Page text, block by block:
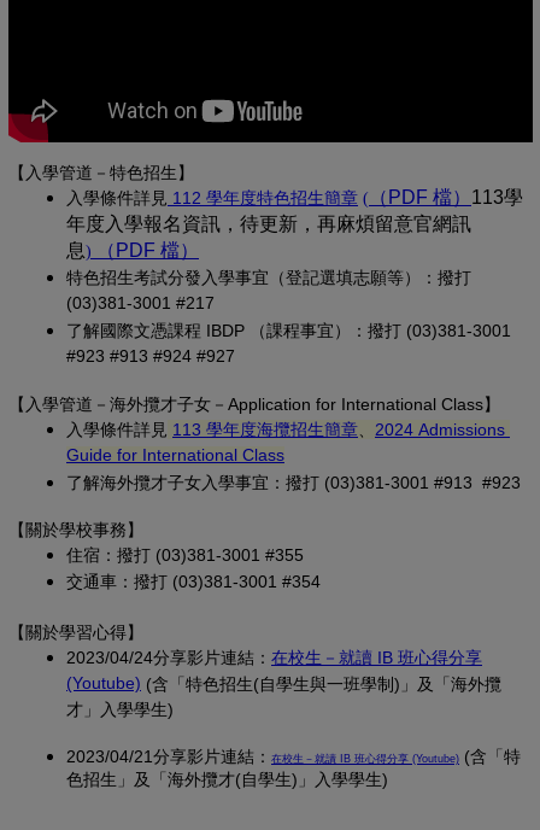
【入學管道－特色招生】
入學條件詳見 112 學年度特色招生簡章 (另開新視窗)
( （PDF 檔） (另開新
113學
年度入學報名資訊，待更新，再麻煩留意官網訊
息) （PDF 檔）
特色招生考試分發入學事宜（登記選填志願等）：撥打
(03)381-3001 #217
了解國際文憑課程 IBDP （課程事宜）：撥打 (03)381-3001
#923 #913 #924 #927
【 入學管道－ 海外攬才子女 －Application for International Class】
入學條件詳見 113 學年度海攬招生簡章 (另開新視窗)
2024 Admissions
Guide for International Class
了解海外攬才子女入學事宜：撥打 (03)381-3001 #913 #923
【關於學校事務】
住宿：撥打 (03)381-3001 #355
交通車：撥打 (03)381-3001 #354
【關於學習心得】
2023/04/24分享影片連結： 在校生－就讀 IB 班心得分享
(Youtube) (另開新視窗)
(含「特色招生(自學生與一班學制)」及「海外攬
才」入學學生)
2023/04/21分享影片連結： 在校生－就讀 IB 班心得分享 (Youtube) (另開新視窗)
(含「特
色招生」及「海外攬才(自學生)」入學學生)